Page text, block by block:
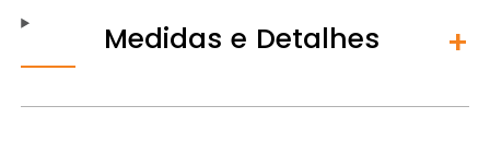
Medidas e Detalhes